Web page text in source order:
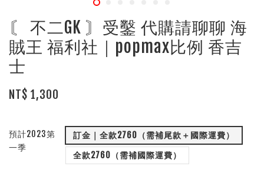
〘 不二GK 〙受鑿 代購請聊聊 海
賊王 福利社｜popmax比例 香吉
士
NT$ 1,300
預計2023第
一季
訂金｜全款2760（需補尾款＋國際運費）
全款2760（需補國際運費）